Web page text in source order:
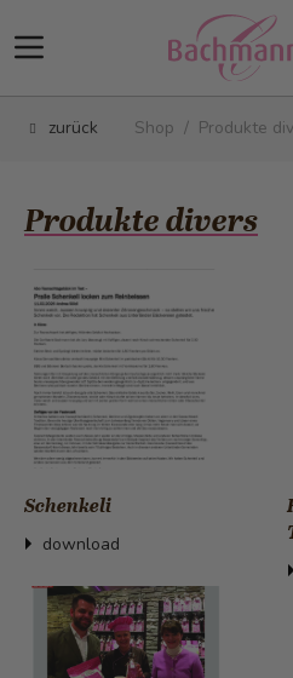
zurück Shop / Produkte
Produkte divers
Schenkeli
download